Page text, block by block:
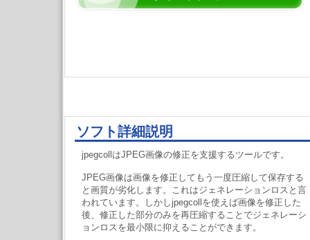
ソフト詳細説明
jpegcollはJPEG画像の修正を支援するツールです。
JPEG画像は画像を修正してもう一度圧縮して保存する
と画質が劣化します。これはジェネレーションロスと言
われています。しかしjpegcollを使えば画像を修正した
後、修正した部分のみを再圧縮することでジェネレーシ
ョンロスを最小限に抑えることができます。